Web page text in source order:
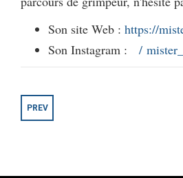
Son site Web : https://
Son Instagram :
/
PREV